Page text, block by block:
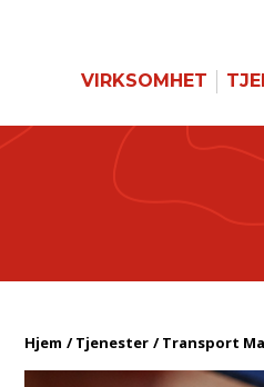
VIRKSOMHET
Hjem Tjenester Transport